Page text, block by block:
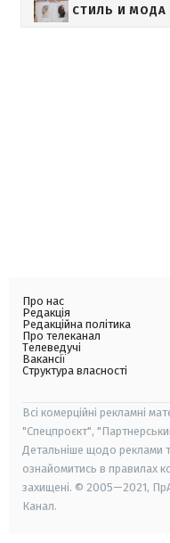
СТИЛЬ И МОДА
Про нас
Редакція
Редакційна політика
Про телеканал
Телеведучі
Вакансії
Структура власності
Всі комерційні рекламні
"Спецпроєкт",
Детальніше щодо реклами
ознайомитись в правилах
захищені. © 2005—2021,
Канал.